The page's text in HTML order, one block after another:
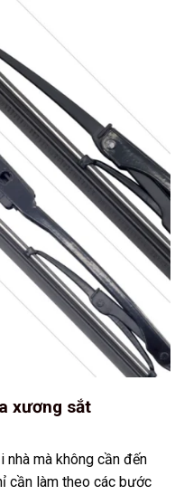
xương sắt
nhà mà không cần đến
cần làm theo các bước